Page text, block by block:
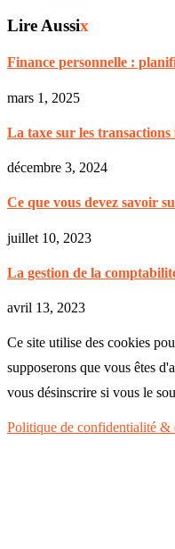
Lire Aussix
Finance personnelle :
mars 1, 2025
La taxe sur les transactions
décembre 3, 2024
Ce que vous devez savoir
juillet 10, 2023
La gestion de la
avril 13, 2023
Ce site utilise des cookies
supposerons que vous êtes
vous désinscrire si vous le
Politique de confidentialité &